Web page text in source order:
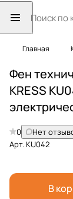
Главная
Фен
KRESS
0
Нет
Арт.KU042
В